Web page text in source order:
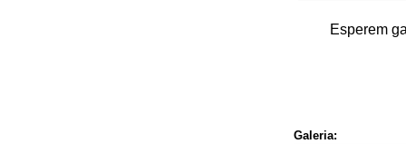
Esperem
Galeria: